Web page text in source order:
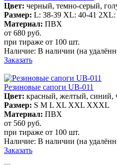
Цвет: черный, темно-серый,
Размер: L: 38-39 XL: 40-41
Материал: ПВХ
от 680 руб.
при тираже от 100 шт.
Наличие: В наличии (на
Заказать
Резиновые сапоги UB-011
Цвет: красный, желтый, синий,
Размер: S M L XL XXL XXXL
Материал: ПВХ
от 560 руб.
при тираже от 100 шт.
Наличие: В наличии (на
Заказать